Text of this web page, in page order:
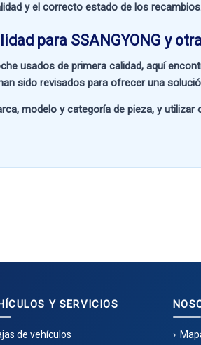
y el correcto estado de los
para SSANGYONG y
usados de primera calidad, aquí
sido revisados para ofrecer una
modelo y categoría de pieza, y utilizar
Y SERVICIOS
de vehículos